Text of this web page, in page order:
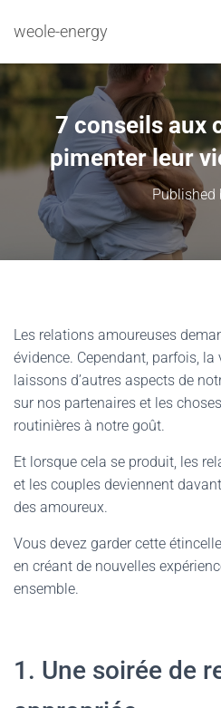
weole-energy
7 conseils aux
pimenter leur
Published
Les relations amoureuses
évidence. Cependant, parfois, la
laissons d’autres aspects de
sur nos partenaires et les
routinières à notre goût.
Et lorsque cela se produit, les
et les couples deviennent
des amoureux.
Vous devez garder cette
en créant de nouvelles
ensemble.
1. Une soirée de